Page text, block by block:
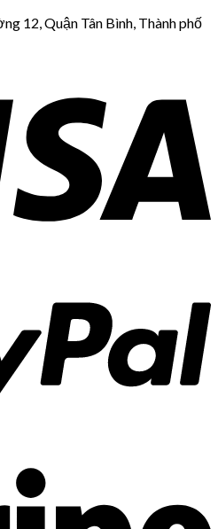
12, Quận Tân Bình, Thành phố